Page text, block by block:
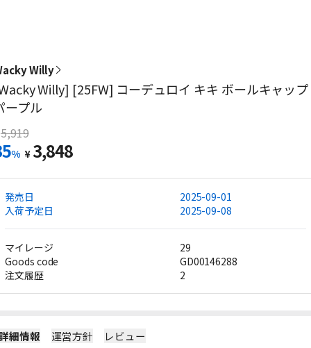
Willy
Willy] [25FW] コーデュロイ キキ ボールキャップ
ープル
5,919
% ¥ 3,848
発売日
2025-09-01
入荷予定日
2025-09-08
マイレージ
29
Goods code
GD00146288
注文履歴
2
細情報 運営方針 レビュー